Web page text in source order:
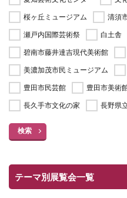
桜ヶ丘ミュージアム
清須
瀬戸内国際芸術祭
白土舎
碧南市藤井達吉現代美術館
美濃加茂市民ミュージアム
豊田市民芸館
豊田市美術
長久手市文化の家
長野県
検索
テーマ別展覧会一覧